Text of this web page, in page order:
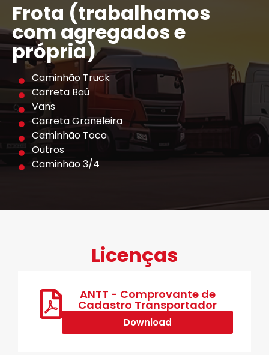
Frota (trabalhamos
com agregados e
própria)
Caminhão Truck
Carreta Baú
Vans
Carreta Graneleira
Caminhão Toco
Outros
Caminhão 3/4
Licenças
ANTT - Comprovante de
Cadastro Transportador
Download